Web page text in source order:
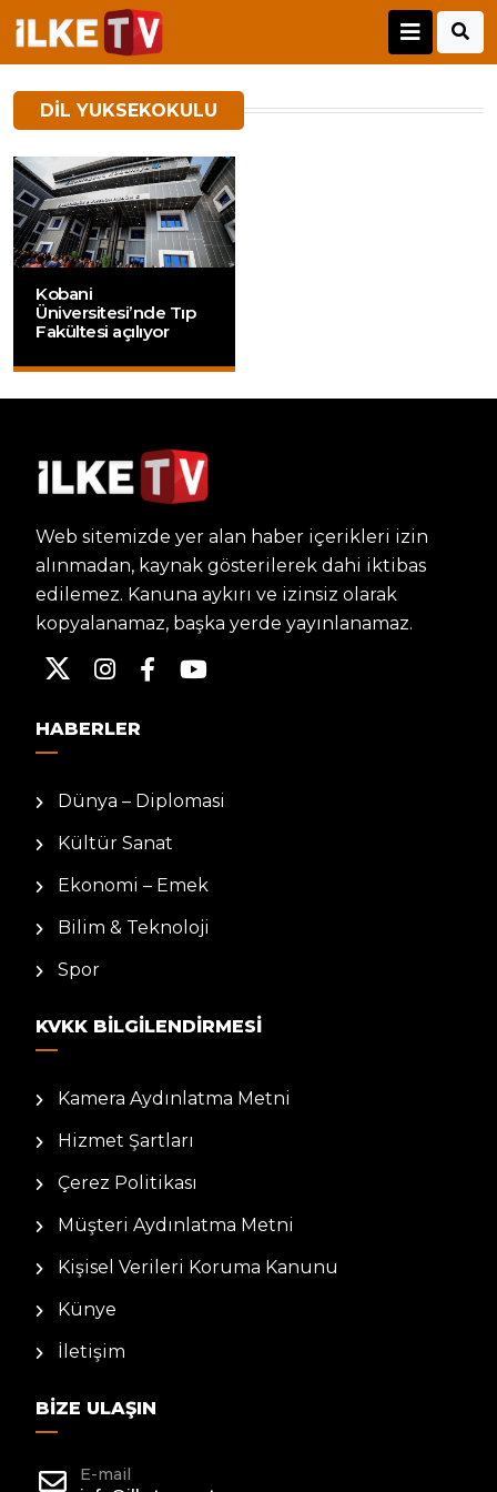
DIL YUKSEKOKULU
Kobani
Üniversitesi’nde Tıp
Fakültesi açılıyor
Web sitemizde yer alan haber içerikleri izin
alınmadan, kaynak gösterilerek dahi iktibas
edilemez. Kanuna aykırı ve izinsiz olarak
kopyalanamaz, başka yerde yayınlanamaz.
HABERLER
Dünya – Diplomasi
Kültür Sanat
Ekonomi – Emek
Bilim & Teknoloji
Spor
KVKK BILGILENDIRMESI
Kamera Aydınlatma Metni
Hizmet Şartları
Çerez Politikası
Müşteri Aydınlatma Metni
Kişisel Verileri Koruma Kanunu
Künye
İletişim
BIZE ULAŞIN
E-mail